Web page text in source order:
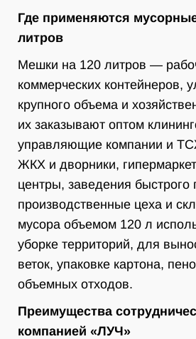
Где применяются
литров
Мешки на 120 литров —
коммерческих контейнеров,
крупного объема и
их заказывают оптом
управляющие компании и
ЖКХ и дворники,
центры, заведения быстрого
производственные цеха и
мусора объемом 120 л
уборке территорий, для
веток, упаковке картона,
объемных отходов.
Преимущества
компанией «ЛУЧ»